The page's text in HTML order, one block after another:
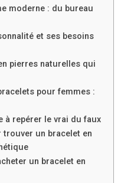
moderne : du bureau
et ses besoins
pierres naturelles qui
pour femmes :
à repérer le vrai du faux
trouver un bracelet en
un bracelet en